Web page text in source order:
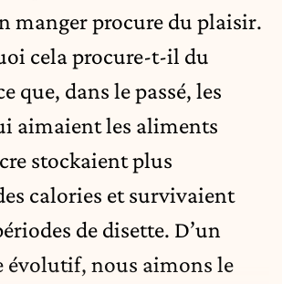
manger procure du plaisir.
cela procure-t-il du
que, dans le passé, les
aimaient les aliments
stockaient plus
calories et survivaient
de disette. D’un
évolutif, nous aimons le